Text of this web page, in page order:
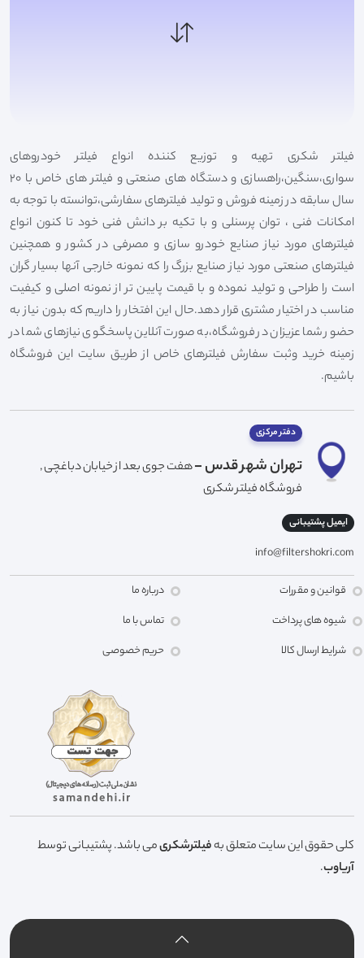
فیلتر شکری تهیه و توزیع کننده انواع فیلتر خودروهای
سواری،سنگین،راهسازی و دستگاه های صنعتی و فیلتر های خاص با 20
سال سابقه در زمینه فروش و تولید فیلترهای سفارشی،توانسته با توجه به
امکانات فنی ، توان پرسنلی و با تکیه بر دانش فنی خود تا کنون انواع
فیلترهای مورد نیاز صنایع خودرو سازی و مصرفی در کشور و همچنین
فیلترهای صنعتی مورد نیاز صنایع بزرگ را که نمونه خارجی آنها بسیار گران
است را طراحی و تولید نموده و با قیمت پایین تر از نمونه اصلی و کیفیت
مناسب در اختیار مشتری قرار دهد.حال این افتخار را داریم که بدون نیاز به
حضور شما عزیزان در فروشگاه،به صورت آنلاین پاسخگوی نیازهای شما در
زمینه خرید وثبت سفارش فیلترهای خاص از طریق سایت این فروشگاه
باشیم.
دفتر مرکزی
تهران شهر قدس -هفت جوی بعد از خیابان دباغچی ,
فروشگاه فیلتر شکری
ایمیل پشتیبانی
info@filtershokri.com
قوانین و مقررات
شیوه های پرداخت
شرایط ارسال کالا
درباره ما
تماس با ما
حریم خصوصی
کلی حقوق این سایت متعلق بهفیلترشکریمی باشد. پشتیبانی توسط
آریاوب.